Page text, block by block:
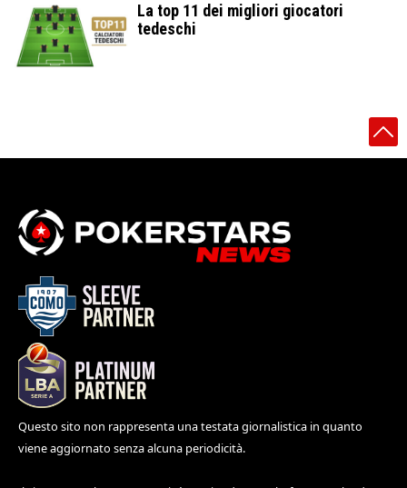
La top 11 dei migliori giocatori
tedeschi
Questo sito non rappresenta una testata giornalistica in quanto
viene aggiornato senza alcuna periodicità.